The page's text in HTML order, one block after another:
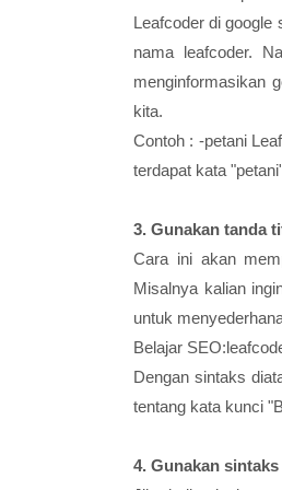
Leafcoder di google
nama leafcoder.
menginformasikan
kita.
Contoh : -petani
terdapat kata
3. Gunakan tanda
Cara ini akan
Misalnya kalian
untuk
Belajar
Dengan sintaks
tentang kata kunci
4. Gunakan